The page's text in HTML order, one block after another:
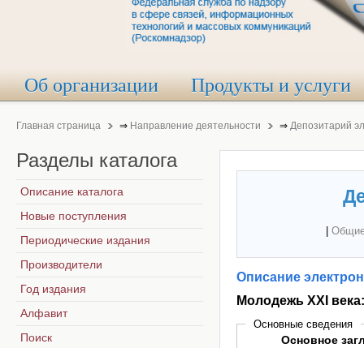
Об организации Продукты и услуги
Главная страница ⇒ Направление деятельности ⇒ Депозитарий
Описание
Молодежь XXI
Основные сведения
Основное
Разделы каталога
Описание каталога
Новые поступления
Периодические издания
Производители
Год издания
Алфавит
Поиск